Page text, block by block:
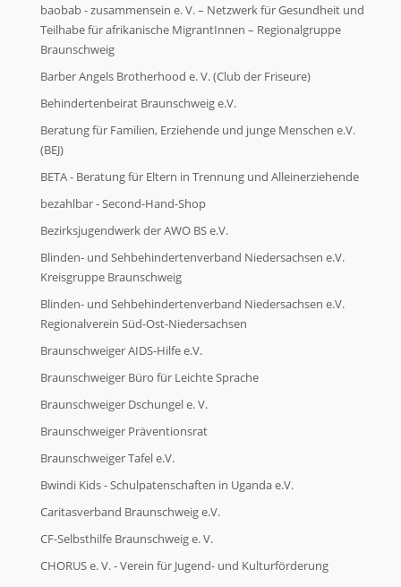
baobab - zusammensein e. V. – Netzwerk für Gesundheit und
Teilhabe für afrikanische MigrantInnen – Regionalgruppe
Braunschweig
Barber Angels Brotherhood e. V. (Club der Friseure)
Behindertenbeirat Braunschweig e.V.
Beratung für Familien, Erziehende und junge Menschen e.V.
(BEJ)
BETA - Beratung für Eltern in Trennung und Alleinerziehende
bezahlbar - Second-Hand-Shop
Bezirksjugendwerk der AWO BS e.V.
Blinden- und Sehbehindertenverband Niedersachsen e.V.
Kreisgruppe Braunschweig
Blinden- und Sehbehindertenverband Niedersachsen e.V.
Regionalverein Süd-Ost-Niedersachsen
Braunschweiger AIDS-Hilfe e.V.
Braunschweiger Büro für Leichte Sprache
Braunschweiger Dschungel e. V.
Braunschweiger Präventionsrat
Braunschweiger Tafel e.V.
Bwindi Kids - Schulpatenschaften in Uganda e.V.
Caritasverband Braunschweig e.V.
CF-Selbsthilfe Braunschweig e. V.
CHORUS e. V. - Verein für Jugend- und Kulturförderung